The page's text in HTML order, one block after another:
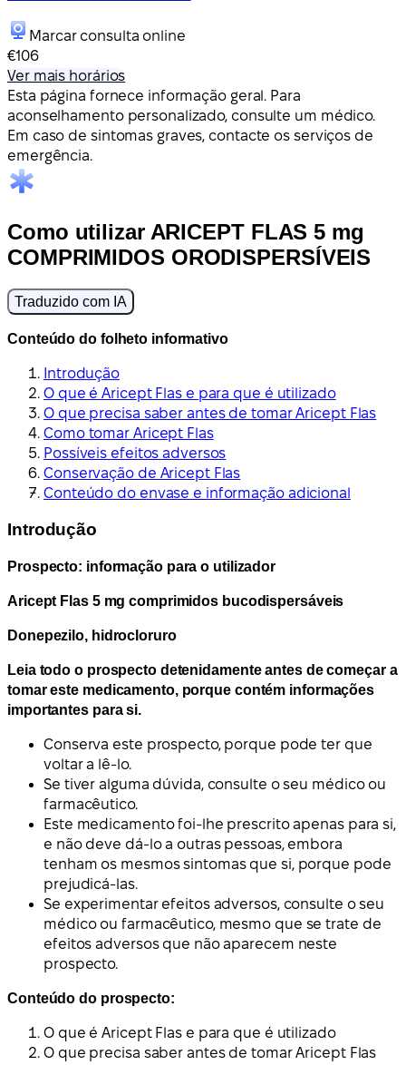
Marcar consulta online
€106
Ver mais horários
Esta página fornece informação geral. Para
aconselhamento personalizado, consulte um médico.
Em caso de sintomas graves, contacte os serviços de
emergência.
Como utilizar ARICEPT FLAS 5 mg
COMPRIMIDOS ORODISPERSÍVEIS
Traduzido com IA
Conteúdo do folheto informativo
Introdução
O que é Aricept Flas e para que é utilizado
O que precisa saber antes de tomar Aricept Flas
Como tomar Aricept Flas
Possíveis efeitos adversos
Conservação de Aricept Flas
Conteúdo do envase e informação adicional
Introdução
Prospecto: informação para o utilizador
Aricept Flas 5 mg comprimidos bucodispersáveis
Donepezilo, hidrocloruro
Leia todo o prospecto detenidamente antes de começar a
tomar este medicamento, porque contém informações
importantes para si.
Conserva este prospecto, porque pode ter que
voltar a lê-lo.
Se tiver alguma dúvida, consulte o seu médico ou
farmacêutico.
Este medicamento foi-lhe prescrito apenas para si,
e não deve dá-lo a outras pessoas, embora
tenham os mesmos sintomas que si, porque pode
prejudicá-las.
Se experimentar efeitos adversos, consulte o seu
médico ou farmacêutico, mesmo que se trate de
efeitos adversos que não aparecem neste
prospecto.
Conteúdo do prospecto:
O que é Aricept Flas e para que é utilizado
O que precisa saber antes de tomar Aricept Flas